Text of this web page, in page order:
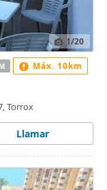
1/20
Torrox
Llamar
Máx. 10km